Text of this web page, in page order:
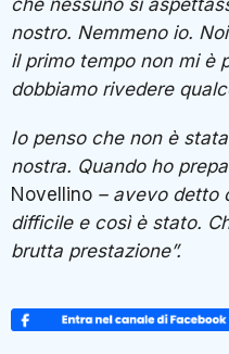
nostro. Nemmeno io.
il primo tempo non mi è
dobbiamo rivedere
Io penso che non è
nostra. Quando ho
Novellino – avevo detto
difficile e così è stato.
brutta prestazione”.